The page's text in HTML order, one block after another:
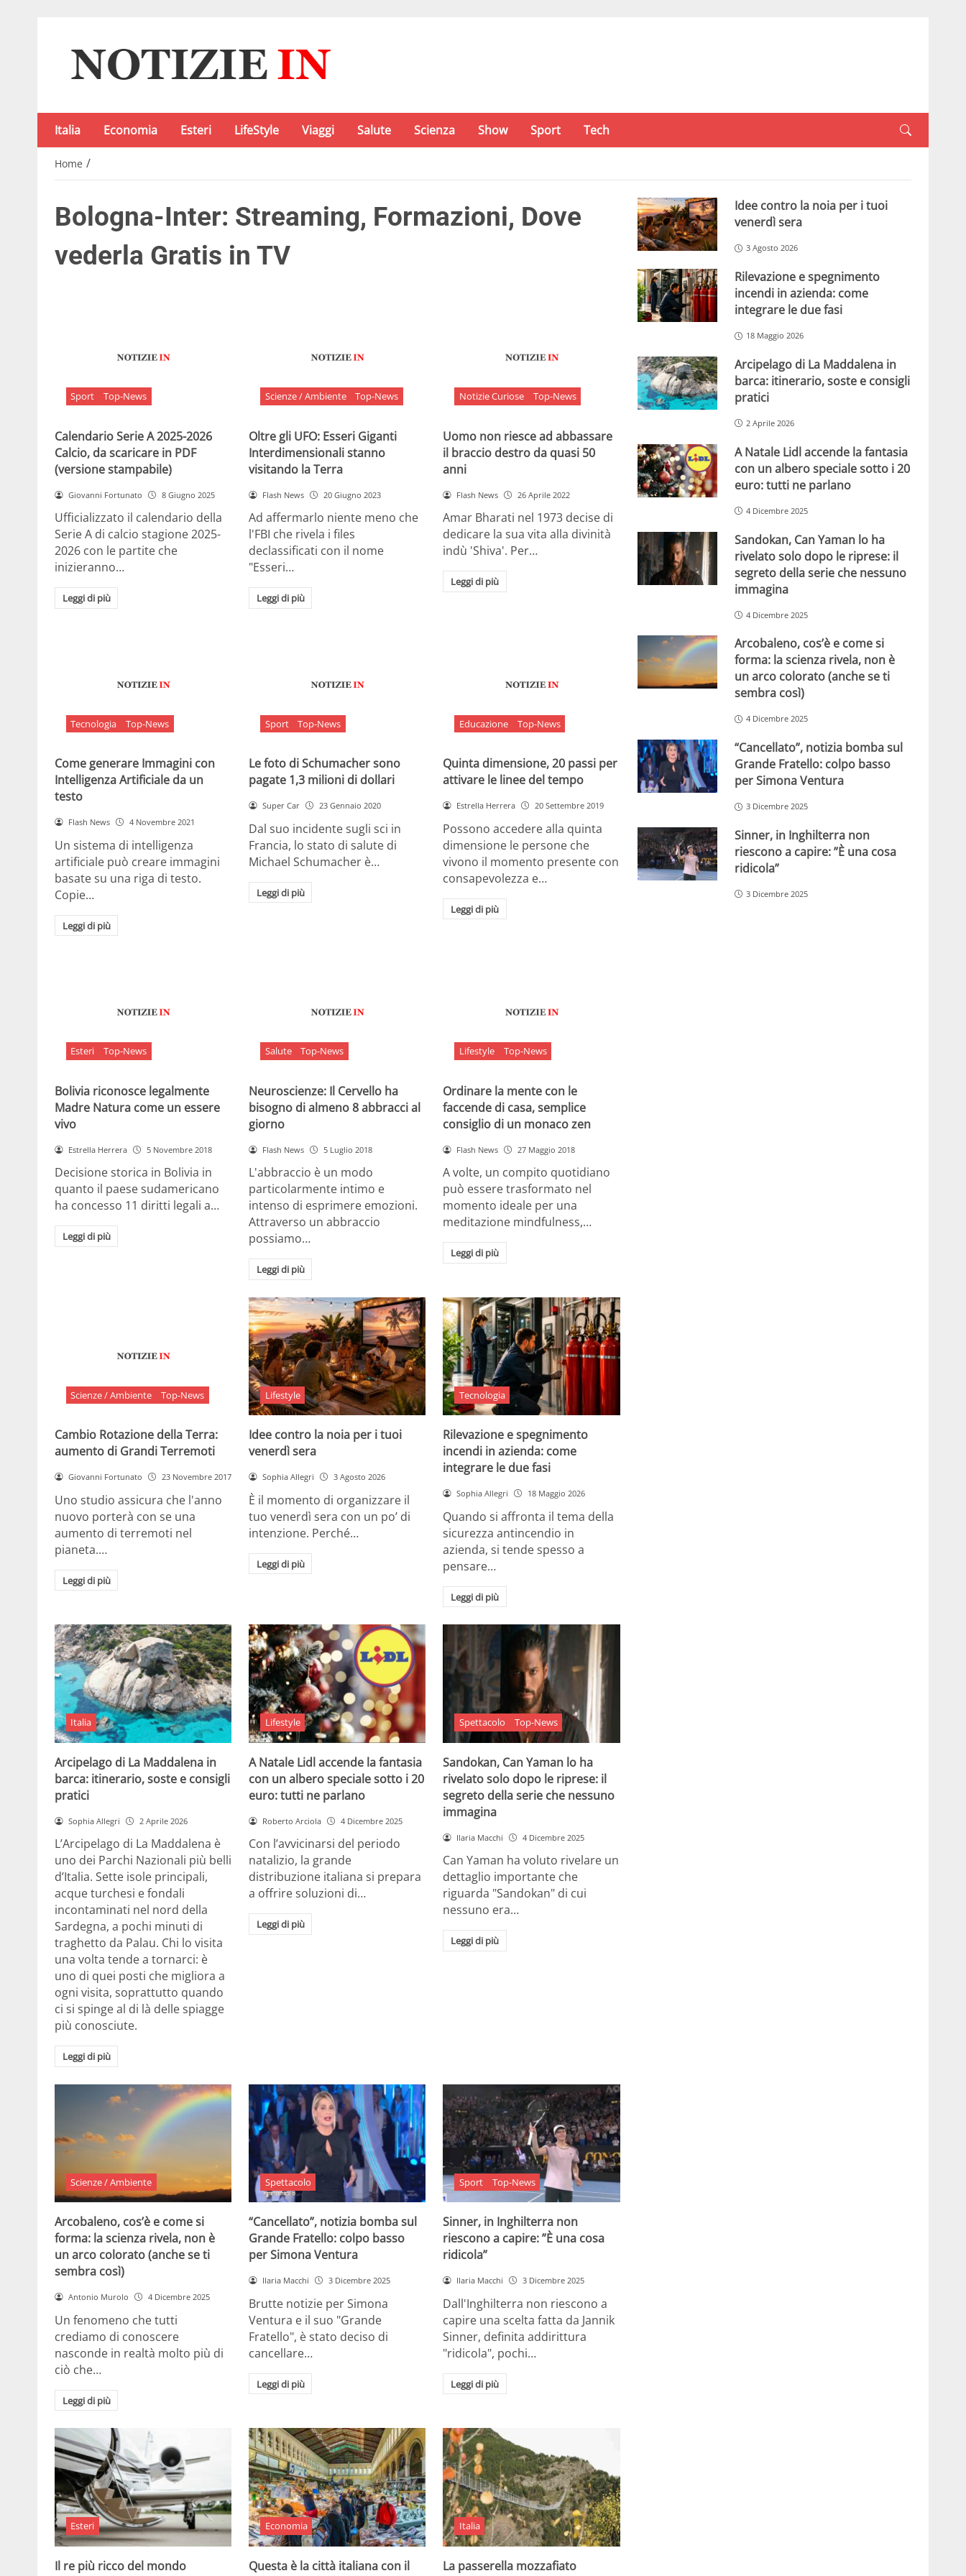
Italia Economia Esteri LifeStyle Viaggi Salute Scienza Show Sport Tech
Home /
Bologna-Inter: Streaming, Formazioni, Dove
vederla Gratis in TV
Sport Top-News
Calendario Serie A 2025-2026
Calcio, da scaricare in PDF
(versione stampabile)
Giovanni Fortunato 8 Giugno 2025
Ufficializzato il calendario della
Serie A di calcio stagione 2025-
2026 con le partite che
inizieranno…
Leggi di più
Scienze / Ambiente Top-News
Oltre gli UFO: Esseri Giganti
Interdimensionali stanno
visitando la Terra
Flash News 20 Giugno 2023
Ad affermarlo niente meno che
l'FBI che rivela i files
declassificati con il nome
"Esseri…
Leggi di più
Notizie Curiose Top-News
Uomo non riesce ad abbassare
il braccio destro da quasi 50
anni
Flash News 26 Aprile 2022
Amar Bharati nel 1973 decise di
dedicare la sua vita alla divinità
indù 'Shiva'. Per…
Leggi di più
Tecnologia Top-News
Come generare Immagini con
Intelligenza Artificiale da un
testo
Flash News 4 Novembre 2021
Un sistema di intelligenza
artificiale può creare immagini
basate su una riga di testo.
Copie…
Leggi di più
Sport Top-News
Le foto di Schumacher sono
pagate 1,3 milioni di dollari
Super Car 23 Gennaio 2020
Dal suo incidente sugli sci in
Francia, lo stato di salute di
Michael Schumacher è…
Leggi di più
Educazione Top-News
Quinta dimensione, 20 passi per
attivare le linee del tempo
Estrella Herrera 20 Settembre 2019
Possono accedere alla quinta
dimensione le persone che
vivono il momento presente con
consapevolezza e…
Leggi di più
Esteri Top-News
Bolivia riconosce legalmente
Madre Natura come un essere
vivo
Estrella Herrera 5 Novembre 2018
Decisione storica in Bolivia in
quanto il paese sudamericano
ha concesso 11 diritti legali a…
Leggi di più
Salute Top-News
Neuroscienze: Il Cervello ha
bisogno di almeno 8 abbracci al
giorno
Flash News 5 Luglio 2018
L'abbraccio è un modo
particolarmente intimo e
intenso di esprimere emozioni.
Attraverso un abbraccio
possiamo…
Leggi di più
Lifestyle Top-News
Ordinare la mente con le
faccende di casa, semplice
consiglio di un monaco zen
Flash News 27 Maggio 2018
A volte, un compito quotidiano
può essere trasformato nel
momento ideale per una
meditazione mindfulness,…
Leggi di più
Scienze / Ambiente Top-News
Cambio Rotazione della Terra:
aumento di Grandi Terremoti
Giovanni Fortunato 23 Novembre 2017
Uno studio assicura che l'anno
nuovo porterà con se una
aumento di terremoti nel
pianeta.…
Leggi di più
Lifestyle
Idee contro la noia per i tuoi
venerdì sera
Sophia Allegri 3 Agosto 2026
È il momento di organizzare il
tuo venerdì sera con un po’ di
intenzione. Perché…
Leggi di più
Tecnologia
Rilevazione e spegnimento
incendi in azienda: come
integrare le due fasi
Sophia Allegri 18 Maggio 2026
Quando si affronta il tema della
sicurezza antincendio in
azienda, si tende spesso a
pensare…
Leggi di più
Italia
Arcipelago di La Maddalena in
barca: itinerario, soste e consigli
pratici
Sophia Allegri 2 Aprile 2026
L’Arcipelago di La Maddalena è
uno dei Parchi Nazionali più belli
d’Italia. Sette isole principali,
acque turchesi e fondali
incontaminati nel nord della
Sardegna, a pochi minuti di
traghetto da Palau. Chi lo visita
una volta tende a tornarci: è
uno di quei posti che migliora a
ogni visita, soprattutto quando
ci si spinge al di là delle spiagge
più conosciute.
Leggi di più
Lifestyle
A Natale Lidl accende la fantasia
con un albero speciale sotto i 20
euro: tutti ne parlano
Roberto Arciola 4 Dicembre 2025
Con l’avvicinarsi del periodo
natalizio, la grande
distribuzione italiana si prepara
a offrire soluzioni di…
Leggi di più
Spettacolo Top-News
Sandokan, Can Yaman lo ha
rivelato solo dopo le riprese: il
segreto della serie che nessuno
immagina
Ilaria Macchi 4 Dicembre 2025
Can Yaman ha voluto rivelare un
dettaglio importante che
riguarda "Sandokan" di cui
nessuno era…
Leggi di più
Scienze / Ambiente
Arcobaleno, cos’è e come si
forma: la scienza rivela, non è
un arco colorato (anche se ti
sembra così)
Antonio Murolo 4 Dicembre 2025
Un fenomeno che tutti
crediamo di conoscere
nasconde in realtà molto più di
ciò che…
Leggi di più
Spettacolo
“Cancellato”, notizia bomba sul
Grande Fratello: colpo basso
per Simona Ventura
Ilaria Macchi 3 Dicembre 2025
Brutte notizie per Simona
Ventura e il suo "Grande
Fratello", è stato deciso di
cancellare…
Leggi di più
Sport Top-News
Sinner, in Inghilterra non
riescono a capire: ”È una cosa
ridicola”
Ilaria Macchi 3 Dicembre 2025
Dall'Inghilterra non riescono a
capire una scelta fatta da Jannik
Sinner, definita addirittura
"ridicola", pochi…
Leggi di più
Esteri
Il re più ricco del mondo
Economia
Questa è la città italiana con il
Italia
La passerella mozzafiato
Idee contro la noia per i tuoi
venerdì sera
3 Agosto 2026
Rilevazione e spegnimento
incendi in azienda: come
integrare le due fasi
18 Maggio 2026
Arcipelago di La Maddalena in
barca: itinerario, soste e consigli
pratici
2 Aprile 2026
A Natale Lidl accende la fantasia
con un albero speciale sotto i 20
euro: tutti ne parlano
4 Dicembre 2025
Sandokan, Can Yaman lo ha
rivelato solo dopo le riprese: il
segreto della serie che nessuno
immagina
4 Dicembre 2025
Arcobaleno, cos’è e come si
forma: la scienza rivela, non è
un arco colorato (anche se ti
sembra così)
4 Dicembre 2025
“Cancellato”, notizia bomba sul
Grande Fratello: colpo basso
per Simona Ventura
3 Dicembre 2025
Sinner, in Inghilterra non
riescono a capire: ”È una cosa
ridicola”
3 Dicembre 2025